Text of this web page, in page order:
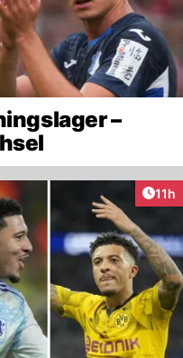
–
11h